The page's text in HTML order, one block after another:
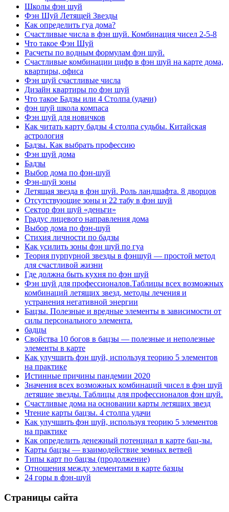
Школы фэн шуй
Фэн Шуй Летящей Звезды
Как определить гуа дома?
Счастливые числа в фэн шуй. Комбинация чисел 2-5-8
Что такое Фэн Шуй
Расчеты по водным формулам фэн шуй.
Счастливые комбинации цифр в фэн шуй на карте дома,
квартиры, офиса
Фэн шуй счастливые числа
Дизайн квартиры по фэн шуй
Что такое Бадзы или 4 Столпа (удачи)
фэн шуй школа компаса
Фэн шуй для новичков
Как читать карту бадзы 4 столпа судьбы. Китайская
астрология
Бадзы. Как выбрать профессию
Фэн шуй дома
Бадзы
Выбор дома по фэн-шуй
Фэн-шуй зоны
Летящая звезда в фэн шуй. Роль ландшафта. 8 дворцов
Отсутствующие зоны и 22 табу в фэн шуй
Сектор фэн шуй «деньги»
Градус лицевого направления дома
Выбор дома по фэн-шуй
Стихия личности по бадзы
Как усилить зоны фэн шуй по гуа
Теория пурпурной звезды в фэншуй — простой метод
для счастливой жизни
Где должна быть кухня по фэн шуй
Фэн шуй для профессионалов.Таблицы всех возможных
комбинаций летящих звезд, методы лечения и
устранения негативной энергии
Бацзы. Полезные и вредные элементы в зависимости от
силы персонального элемента.
бадцы
Свойства 10 богов в бацзы — полезные и неполезные
элементы в карте
Как улучшить фэн шуй, используя теорию 5 элементов
на практике
Истинные причины пандемии 2020
Значения всех возможных комбинаций чисел в фэн шуй
летящие звезды. Таблицы для профессионалов фэн шуй.
Счастливые дома на основании карты летящих звезд
Чтение карты бацзы. 4 столпа удачи
Как улучшить фэн шуй, используя теорию 5 элементов
на практике
Как определить денежный потенциал в карте бац-зы.
Карты бацзы — взаимодействие земных ветвей
Типы карт по бацзы (продолжение)
Отношения между элементами в карте базцы
24 горы в фэн-шуй
Страницы сайта